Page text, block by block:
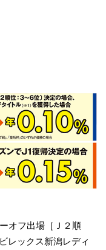
オフ出場［Ｊ２順
レックス新潟レディ